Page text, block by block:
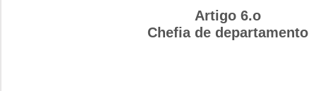
Artigo 6.o
Chefia de departamento